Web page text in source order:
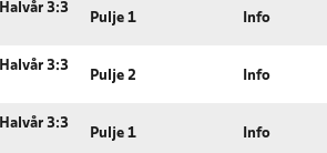
3:3
Pulje 1 Info
3:3
Pulje 2 Info
3:3
Pulje 1 Info